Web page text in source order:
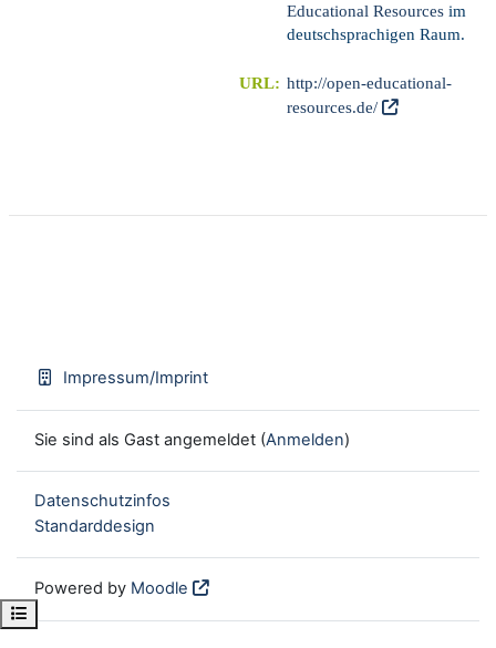
Kursindex öffnen
Educational Resources im
deutschsprachigen Raum.
URL: http://open-educational-
resources.de/
Impressum/Imprint
Sie sind als Gast angemeldet (Anmelden)
Datenschutzinfos
Standarddesign
Powered by Moodle